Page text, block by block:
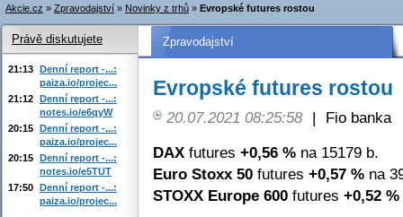
Akcie.cz » Zpravodajství » Novinky z trhů » Evropské futures rostou
Zpravodajství
Evropské futures rostou
20.07.2021 08:25:58 |
Fio banka
DAX futures +0,56 % na 15179 b.
Euro Stoxx 50 futures +0,57 % na
STOXX Europe 600 futures +0,52 %
Právě diskutujete
21:13 Denní report -...:
paiza.io/projec...
21:12 Denní report -...:
notes.io/e6qyW
20:15 Denní report -...:
paiza.io/projec...
20:15 Denní report -...:
notes.io/e5TUT
17:50 Denní report -...:
paiza.io/projec...